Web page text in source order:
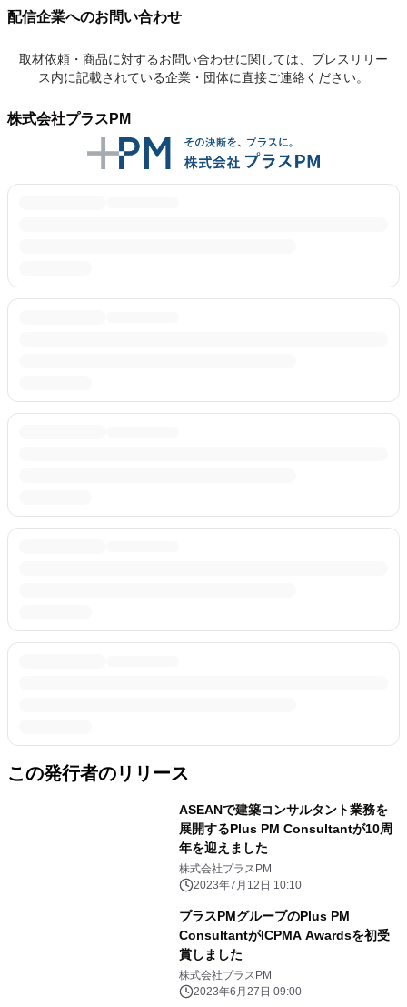
配信企業へのお問い合わせ
取材依頼・商品に対するお問い合わせに関しては、プレスリリー
ス内に記載されている企業・団体に直接ご連絡ください。
株式会社プラスPM
この発行者のリリース
ASEANで建築コンサルタント業務を
展開するPlus PM Consultantが10周
年を迎えました
株式会社プラスPM
2023年7月12日 10:10
プラスPMグループのPlus PM
ConsultantがICPMA Awardsを初受
賞しました
株式会社プラスPM
2023年6月27日 09:00